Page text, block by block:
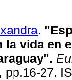
.
la vida en
.
pp.16-27.